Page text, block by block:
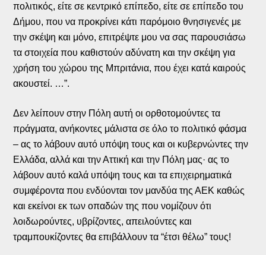
πολιτικός, είτε σε κεντρικό επίπεδο, είτε σε επίπεδο του
Δήμου, που να προκρίνει κάτι παρόμοιο θνησιγενές με
την σκέψη και μόνο, επιτρέψτε μου να σας παρουσιάσω
τα στοιχεία που καθιστούν αδύνατη και την σκέψη για
χρήση του χώρου της Μπριτάνια, που έχει κατά καιρούς
ακουστεί. …”.
Δεν λείπουν στην Πόλη αυτή οι ορθοτομούντες τα
πράγματα, ανήκοντες μάλιστα σε όλο το πολιτικό φάσμα
– ας το λάβουν αυτό υπόψη τους και οι κυβερνώντες την
Ελλάδα, αλλά και την Αττική και την Πόλη μας· ας το
λάβουν αυτό καλά υπόψη τους και τα επιχειρηματικά
συμφέροντα που ενδύονται τον μανδύα της ΑΕΚ καθώς
και εκείνοι εκ των οπαδών της που νομίζουν ότι
λοιδωρούντες, υβρίζοντες, απειλούντες και
τραμπουκίζοντες θα επιβάλλουν τα “έτσι θέλω” τους!